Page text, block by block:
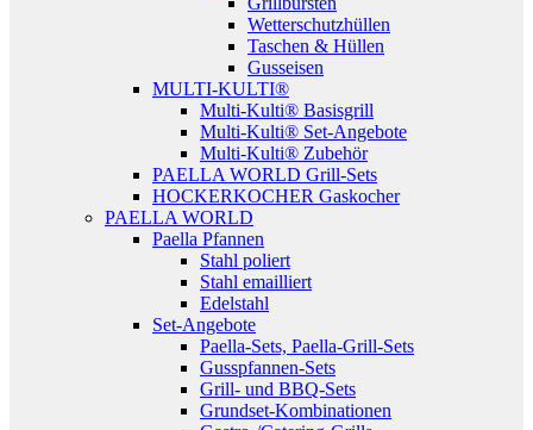
Wetterschutzhüllen
Taschen & Hüllen
Gusseisen
MULTI-KULTI®
Multi-Kulti® Basisgrill
Multi-Kulti® Set-Angebote
Multi-Kulti® Zubehör
PAELLA WORLD Grill-Sets
HOCKERKOCHER Gaskocher
PAELLA WORLD
Paella Pfannen
Stahl poliert
Stahl emailliert
Edelstahl
Set-Angebote
Paella-Sets, Paella-Grill-Sets
Gusspfannen-Sets
Grill- und BBQ-Sets
Grundset-Kombinationen